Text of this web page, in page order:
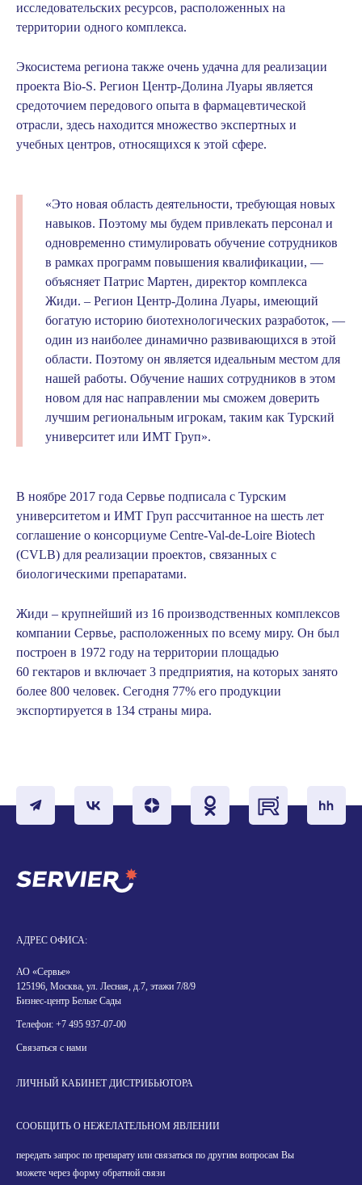
исследовательских ресурсов, расположенных на
территории одного комплекса.
Экосистема региона также очень удачна для реализации
проекта Bio-S. Регион Центр-Долина Луары является
средоточием передового опыта в фармацевтической
отрасли, здесь находится множество экспертных и
учебных центров, относящихся к этой сфере.
«Это новая область деятельности, требующая новых
навыков. Поэтому мы будем привлекать персонал и
одновременно стимулировать обучение сотрудников
в рамках программ повышения квалификации, —
объясняет Патрис Мартен, директор комплекса
Жиди. – Регион Центр-Долина Луары, имеющий
богатую историю биотехнологических разработок, —
один из наиболее динамично развивающихся в этой
области. Поэтому он является идеальным местом для
нашей работы. Обучение наших сотрудников в этом
новом для нас направлении мы сможем доверить
лучшим региональным игрокам, таким как Турский
университет или ИМТ Груп».
В ноябре 2017 года Сервье подписала с Турским
университетом и ИМТ Груп рассчитанное на шесть лет
соглашение о консорциуме Centre-Val-de-Loire Biotech
(CVLB) для реализации проектов, связанных с
биологическими препаратами.
Жиди – крупнейший из 16 производственных комплексов
компании Сервье, расположенных по всему миру. Он был
построен в 1972 году на территории площадью
60 гектаров и включает 3 предприятия, на которых занято
более 800 человек. Сегодня 77% его продукции
экспортируется в 134 страны мира.
АДРЕС ОФИСА:
АО «Сервье»
125196, Москва, ул. Лесная, д.7, этажи 7/8/9
Бизнес-центр Белые Сады
Телефон: +7 495 937-07-00
Связаться с нами
ЛИЧНЫЙ КАБИНЕТ ДИСТРИБЬЮТОРА
СООБЩИТЬ О НЕЖЕЛАТЕЛЬНОМ ЯВЛЕНИИ
передать запрос по препарату или связаться по другим вопросам Вы
можете через форму обратной связи